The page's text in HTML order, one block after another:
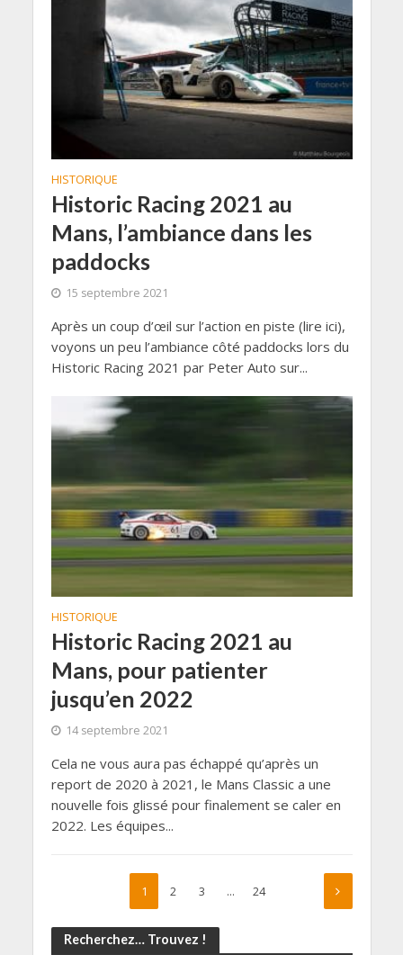
HISTORIQUE
Historic Racing 2021 au
Mans, l’ambiance dans les
paddocks
15 septembre 2021
Après un coup d’œil sur l’action en piste (lire ici),
voyons un peu l’ambiance côté paddocks lors du
Historic Racing 2021 par Peter Auto sur...
HISTORIQUE
Historic Racing 2021 au
Mans, pour patienter
jusqu’en 2022
14 septembre 2021
Cela ne vous aura pas échappé qu’après un
report de 2020 à 2021, le Mans Classic a une
nouvelle fois glissé pour finalement se caler en
2022. Les équipes...
1 2 3 … 24
Recherchez… Trouvez !